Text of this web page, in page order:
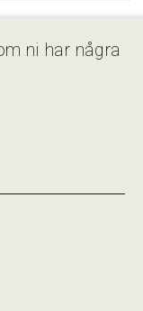
ni har några